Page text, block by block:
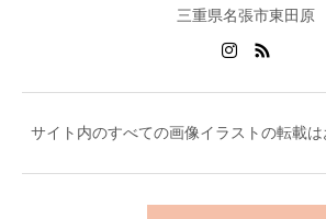
三重県名張市東田原
サイト内のすべての画像イラストの転載は